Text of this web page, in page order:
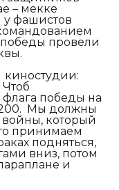
– мекке
у фашистов
победы провели
киностудии:
победы на
Мы должны
войны, который
принимаем
подняться,
вниз, потом
и